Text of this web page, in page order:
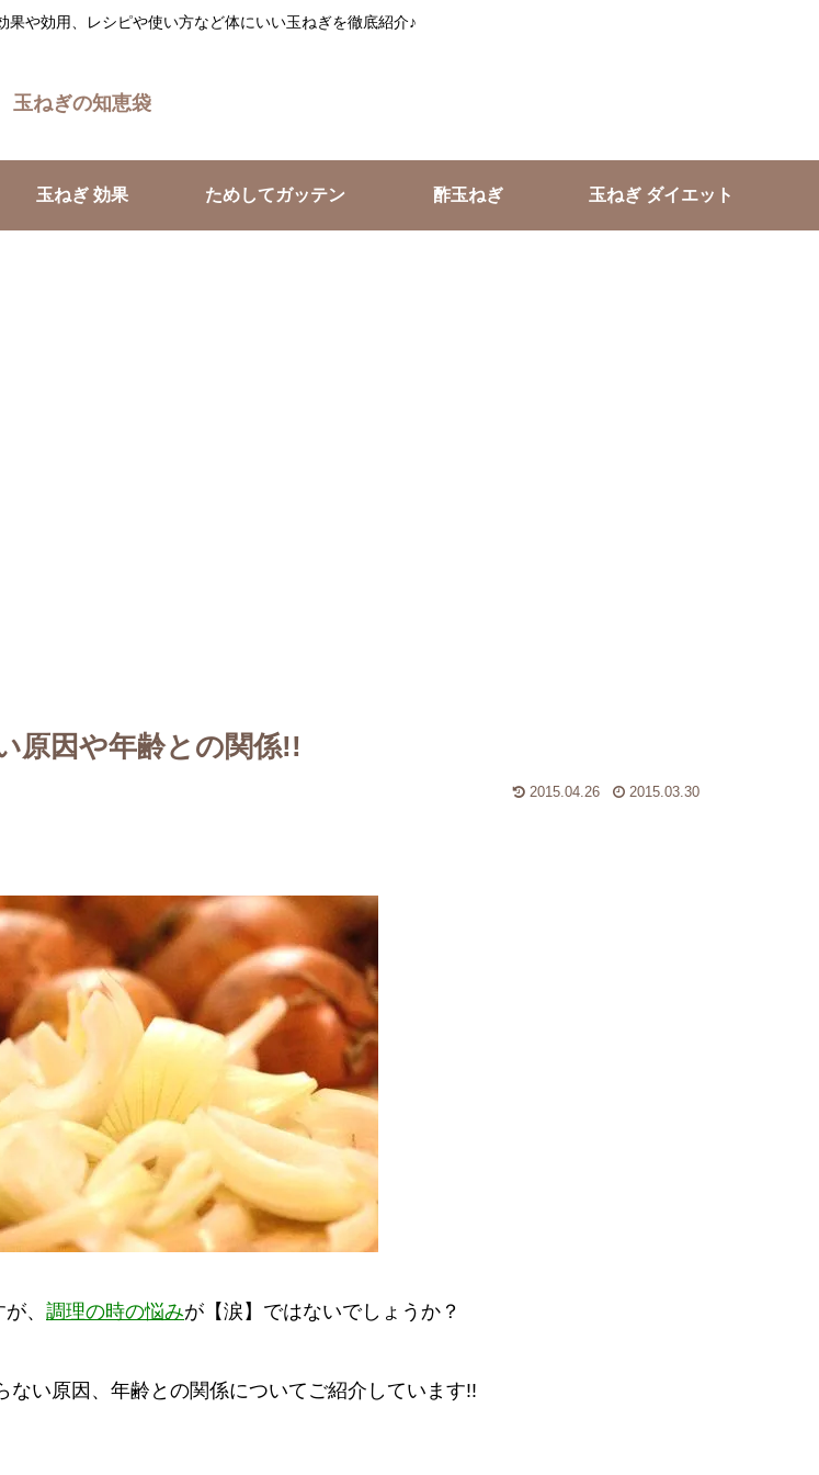
果や効用、レシピや使い方など体にいい玉ねぎを徹底紹介♪
玉ねぎの知恵袋
玉ねぎ 効果 ためしてガッテン 酢玉ねぎ 玉ねぎ ダイエット
原因や年齢との関係!!
2015.04.26 2015.03.30
、 調理の時の悩みが【涙】ではないでしょうか？
い原因、年齢との関係についてご紹介しています!!